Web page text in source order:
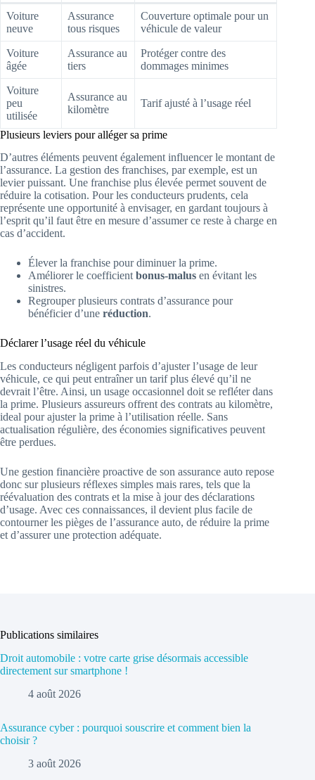
Voiture
neuve
Assurance
tous risques
Couverture optimale pour un
véhicule de valeur
Voiture
âgée
Assurance au
tiers
Protéger contre des
dommages minimes
Voiture
peu
utilisée
Assurance au
kilomètre
Tarif ajusté à l’usage réel
Plusieurs leviers pour alléger sa prime
D’autres éléments peuvent également influencer le montant de
l’assurance. La gestion des franchises, par exemple, est un
levier puissant. Une franchise plus élevée permet souvent de
réduire la cotisation. Pour les conducteurs prudents, cela
représente une opportunité à envisager, en gardant toujours à
l’esprit qu’il faut être en mesure d’assumer ce reste à charge en
cas d’accident.
Élever la franchise pour diminuer la prime.
Améliorer le coefficientbonus-malus en évitant les
sinistres.
Regrouper plusieurs contrats d’assurance pour
bénéficier d’une réduction.
Déclarer l’usage réel du véhicule
Les conducteurs négligent parfois d’ajuster l’usage de leur
véhicule, ce qui peut entraîner un tarif plus élevé qu’il ne
devrait l’être. Ainsi, un usage occasionnel doit se refléter dans
la prime. Plusieurs assureurs offrent des contrats au kilomètre,
ideal pour ajuster la prime à l’utilisation réelle. Sans
actualisation régulière, des économies significatives peuvent
être perdues.
Une gestion financière proactive de son assurance auto repose
donc sur plusieurs réflexes simples mais rares, tels que la
réévaluation des contrats et la mise à jour des déclarations
d’usage. Avec ces connaissances, il devient plus facile de
contourner les pièges de l’assurance auto, de réduire la prime
et d’assurer une protection adéquate.
Publications similaires
Droit automobile : votre carte grise désormais accessible
directement sur smartphone !
4 août 2026
Assurance cyber : pourquoi souscrire et comment bien la
choisir ?
3 août 2026